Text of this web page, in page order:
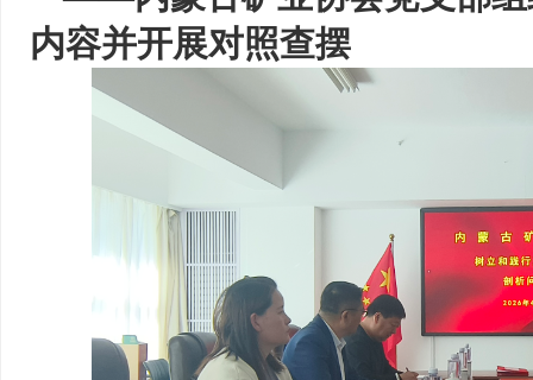
内容并开展对照查摆